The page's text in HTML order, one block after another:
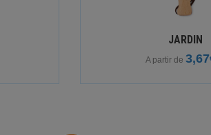
JARDIN
A partir de